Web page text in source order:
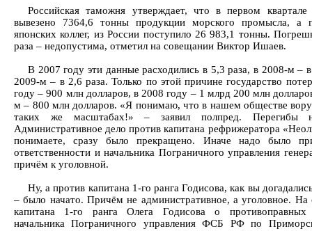
Российская таможня утверждает, что в первом
вывезено 7364,6 тонны продукции морского промысла, а
японских коллег, из России поступило 26 983,1 тонны.
раза – недопустима, отметил на совещании Виктор Ишаев.
В 2007 году эти данные расходились в 5,3 раза, в 2008-м –
2009-м – в 2,6 раза. Только по этой причине государство
году – 900 млн долларов, в 2008 году – 1 млрд 200 млн
м – 800 млн долларов. «Я понимаю, что в нашем обществе
таких же масштабах!» – заявил полпред. Перегибы
Административное дело против капитана рефрижератора
понимаете, сразу было прекращено. Иначе надо было
ответственности и начальника Пограничного управления
причём к уголовной.
Ну, а против капитана 1-го ранга Годисова, как вы
– было начато. Причём не административное, а уголовное. На
капитана 1-го ранга Олега Годисова о противоправных
начальника Пограничного управления ФСБ РФ по